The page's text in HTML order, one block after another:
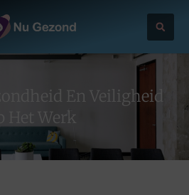
En Veiligheid
Het Werk